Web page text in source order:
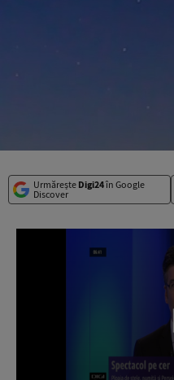
Urmărește Digi24în Google
Discover